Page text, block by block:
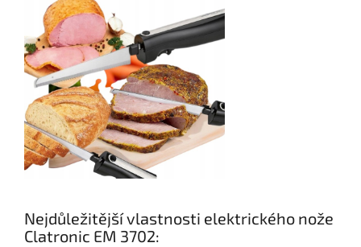
Nejdůležitější vlastnosti elektrického nože
Clatronic EM 3702: